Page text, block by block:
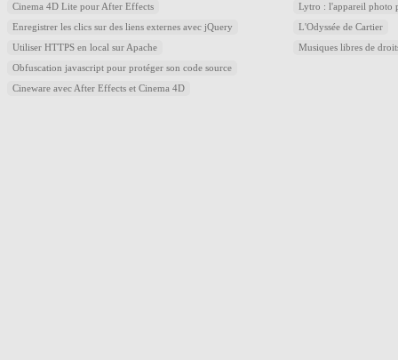
Cinema 4D Lite pour After Effects
Enregistrer les clics sur des liens externes avec jQuery
Utiliser HTTPS en local sur Apache
Obfuscation javascript pour protéger son code source
Cineware avec After Effects et Cinema 4D
Lytro : l'appareil photo
L'Odyssée de Cartier
Musiques libres de